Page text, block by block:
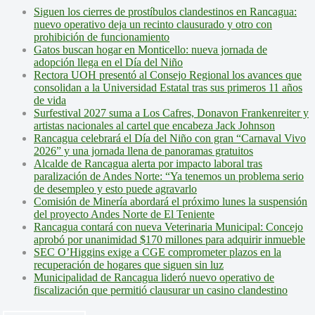
Siguen los cierres de prostíbulos clandestinos en Rancagua:
nuevo operativo deja un recinto clausurado y otro con
prohibición de funcionamiento
Gatos buscan hogar en Monticello: nueva jornada de
adopción llega en el Día del Niño
Rectora UOH presentó al Consejo Regional los avances que
consolidan a la Universidad Estatal tras sus primeros 11 años
de vida
Surfestival 2027 suma a Los Cafres, Donavon Frankenreiter y
artistas nacionales al cartel que encabeza Jack Johnson
Rancagua celebrará el Día del Niño con gran “Carnaval Vivo
2026” y una jornada llena de panoramas gratuitos
Alcalde de Rancagua alerta por impacto laboral tras
paralización de Andes Norte: “Ya tenemos un problema serio
de desempleo y esto puede agravarlo
Comisión de Minería abordará el próximo lunes la suspensión
del proyecto Andes Norte de El Teniente
Rancagua contará con nueva Veterinaria Municipal: Concejo
aprobó por unanimidad $170 millones para adquirir inmueble
SEC O’Higgins exige a CGE comprometer plazos en la
recuperación de hogares que siguen sin luz
Municipalidad de Rancagua lideró nuevo operativo de
fiscalización que permitió clausurar un casino clandestino